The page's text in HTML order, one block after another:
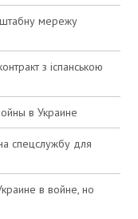
мережу
з іспанською
в Украине
спецслужбу для
в войне, но